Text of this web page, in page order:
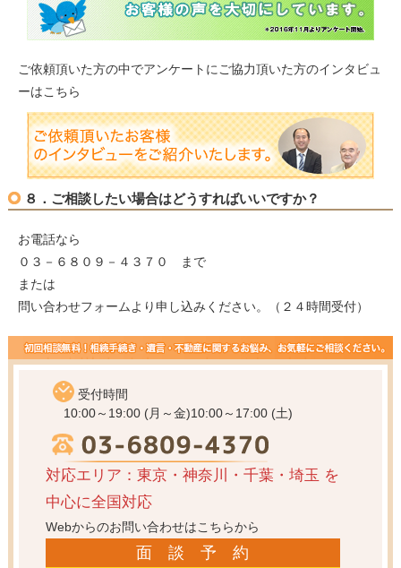
ご依頼頂いた方の中でアンケートにご協力頂いた方のインタビュ
ーはこちら
８．ご相談したい場合はどうすればいいですか？
お電話なら
０３－６８０９－４３７０ まで
または
問い合わせフォームより申し込みください。（２４時間受付）
受付時間
10:00～19:00 (月～金)10:00～17:00 (土)
対応エリア：東京・神奈川・千葉・埼玉 を
中心に全国対応
Webからのお問い合わせはこちらから
面 談 予 約